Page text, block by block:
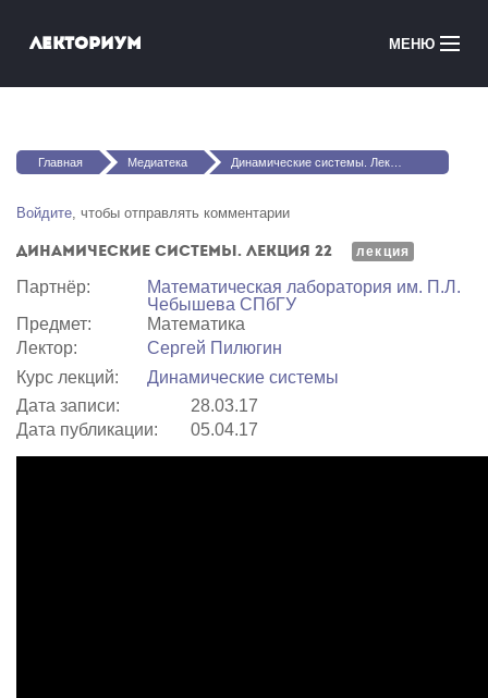
Лекториум МЕНЮ
Медиатека
Courses in English
Вы здесь
Главная Медиатека Динамические системы. Лекция 22
Войдите, чтобы отправлять комментарии
Динамические системы. Лекция 22 лекция
Партнёр:
Математичеcкая лаборатория им. П.Л.
Чебышева СПбГУ
Предмет:
Математика
Лектор:
Сергей Пилюгин
Курс лекций:
Динамические системы
Дата записи:
28.03.17
Дата публикации:
05.04.17